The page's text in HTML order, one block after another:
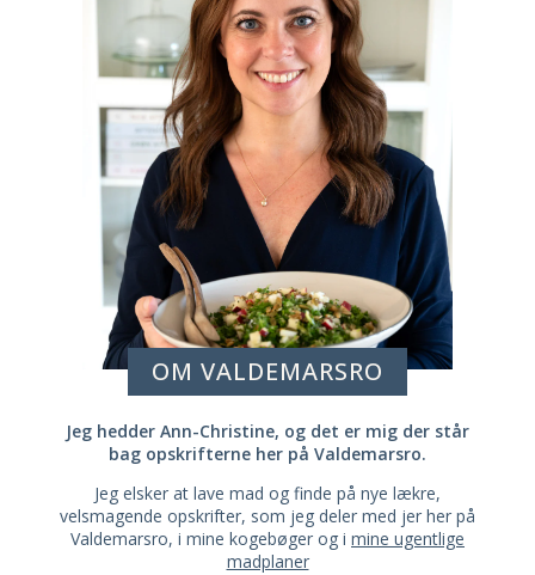
OM VALDEMARSRO
Jeg hedder Ann-Christine, og det er mig der står
bag opskrifterne her på Valdemarsro.
Jeg elsker at lave mad og finde på nye lækre,
velsmagende opskrifter, som jeg deler med jer her på
Valdemarsro, i mine kogebøger og i mine ugentlige
madplaner